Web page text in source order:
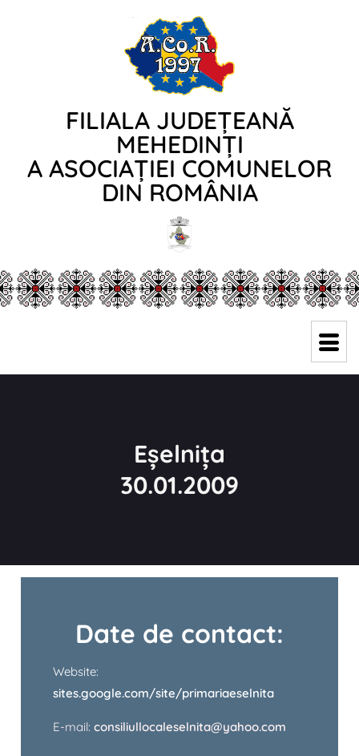
FILIALA JUDEȚEANĂ
MEHEDINȚI
A ASOCIAȚIEI COMUNELOR
DIN ROMÂNIA
Eșelnița
30.01.2009
Date de contact:
Website:
sites.google.com/site/primariaeselnita
E-mail: consiliullocaleselnita@yahoo.com